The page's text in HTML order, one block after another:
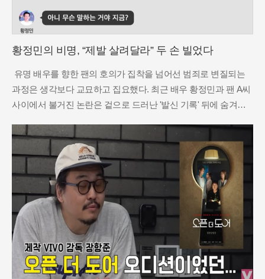
황정민의 비명, “제발 살려달라” 두 손 빌었다
유명 배우를 향한 팬의 호의가 집착을 넘어선 범죄로 변질되는
과정은 생각보다 교묘하고 집요했다. 최근 배우 황정민과 팬 A씨
사이에서 불거진 논란은 겉으로 드러난 '발신 기록' 뒤에 숨겨진
정민이 자신에게 수십 차례 먼저 전화를 걸었다는 점을 내세